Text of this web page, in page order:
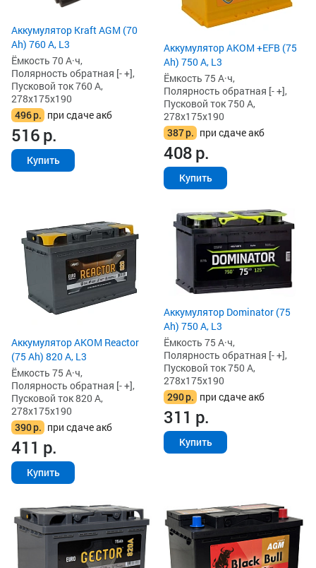
Аккумулятор Kraft AGM (70
Ah) 760 А, L3
Ёмкость 70 А·ч,
Полярность обратная [- +],
Пусковой ток 760 А,
278x175x190
496р. при сдаче акб
516р.
Купить
Аккумулятор AKOM +EFB (75
Ah) 750 А, L3
Ёмкость 75 А·ч,
Полярность обратная [- +],
Пусковой ток 750 А,
278x175x190
387р. при сдаче акб
408р.
Купить
Аккумулятор AKOM Reactor
(75 Ah) 820 А, L3
Ёмкость 75 А·ч,
Полярность обратная [- +],
Пусковой ток 820 А,
278x175x190
390р. при сдаче акб
411 р.
Купить
Аккумулятор Dominator (75
Ah) 750 А, L3
Ёмкость 75 А·ч,
Полярность обратная [- +],
Пусковой ток 750 А,
278x175x190
290р. при сдаче акб
311 р.
Купить